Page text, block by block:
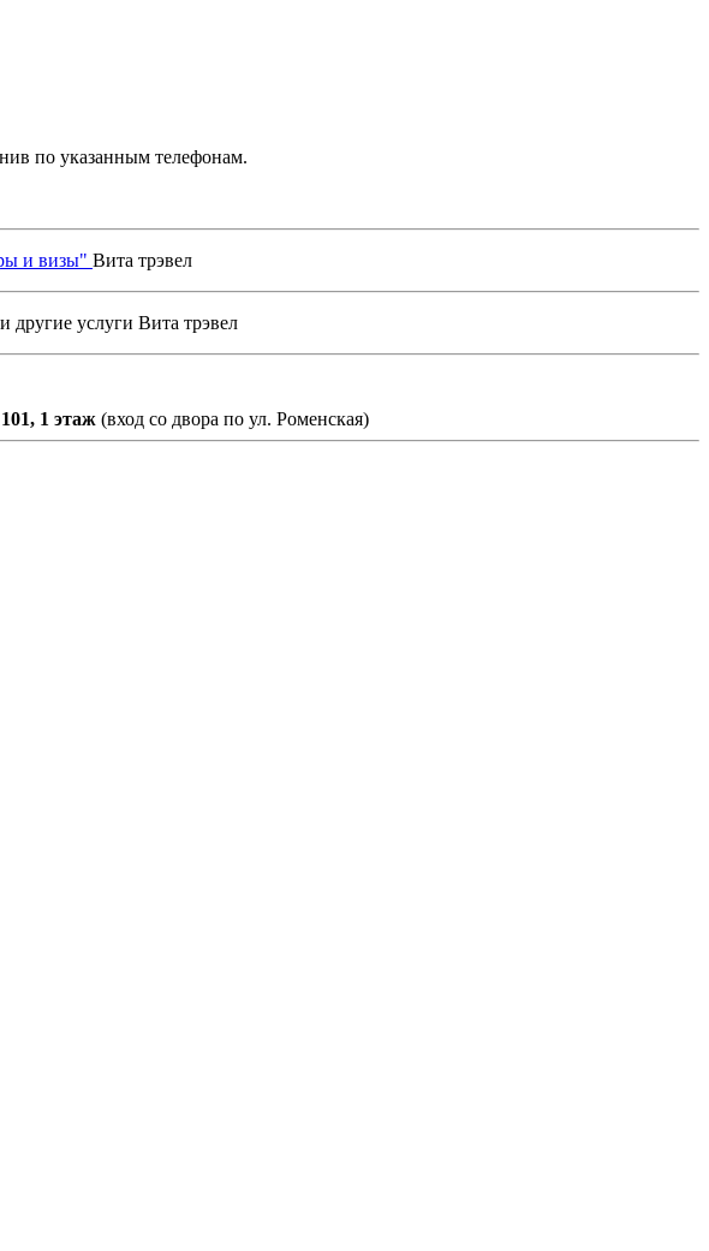
по указанным телефонам.
и визы" Вита трэвел
другие услуги Вита трэвел
1 этаж (вход со двора по ул. Роменская)